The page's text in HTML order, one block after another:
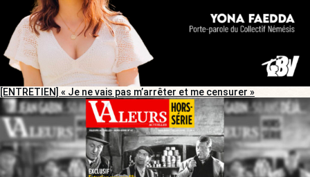
[ENTRETIEN] « Je ne vais pas m’arrêter et me censurer »